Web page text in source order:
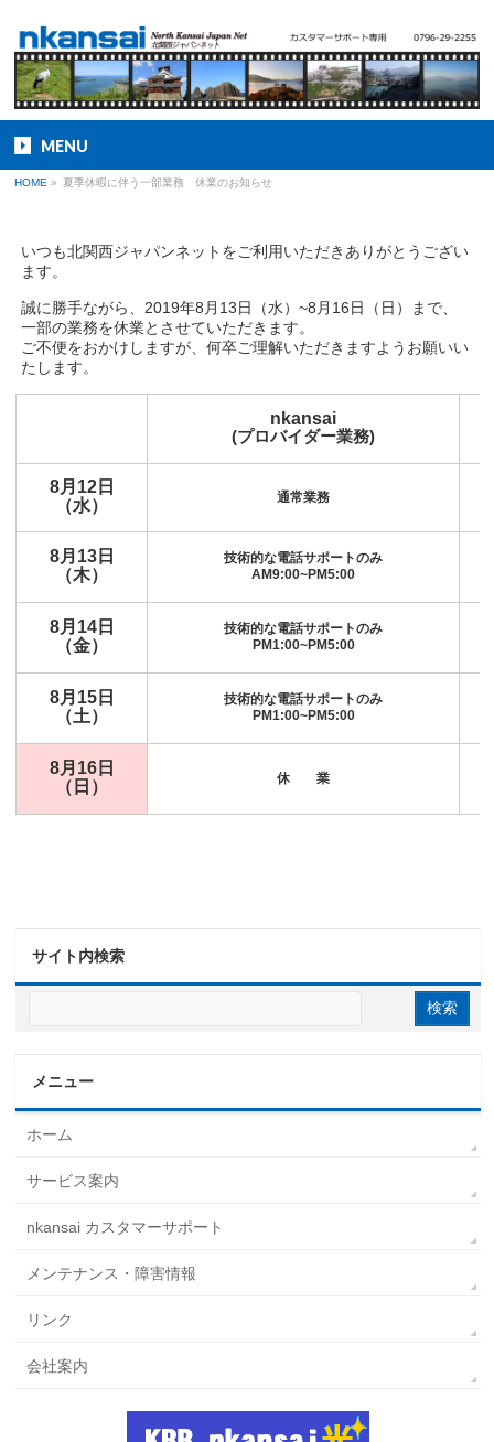
MENU
HOME » 夏季休暇に伴う一部業務 休業のお知らせ
いつも北関西ジャパンネットをご利用いただきありがとうござい
ます。
誠に勝手ながら、2019年8月13日（水）~8月16日（日）まで、
一部の業務を休業とさせていただきます。
ご不便をおかけしますが、何卒ご理解いただきますようお願いい
たします。
nkansai
(プロバイダー業務)
8月12日
（水）
通常業務
8月13日
（木）
技術的な電話サポートのみ
AM9:00~PM5:00
8月14日
（金）
技術的な電話サポートのみ
PM1:00~PM5:00
8月15日
（土）
技術的な電話サポートのみ
PM1:00~PM5:00
8月16日
（日）
休 業
サイト内検索
メニュー
ホーム
サービス案内
nkansai カスタマーサポート
メンテナンス・障害情報
リンク
会社案内